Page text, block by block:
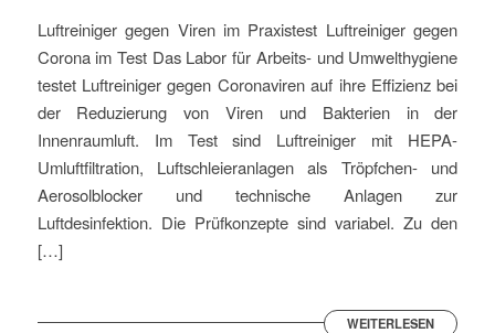
Luftreiniger gegen Viren im Praxistest Luftreiniger gegen
Corona im Test Das Labor für Arbeits- und Umwelthygiene
testet Luftreiniger gegen Coronaviren auf ihre Effizienz bei
der Reduzierung von Viren und Bakterien in der
Innenraumluft. Im Test sind Luftreiniger mit HEPA-
Umluftfiltration, Luftschleieranlagen als Tröpfchen- und
Aerosolblocker und technische Anlagen zur
Luftdesinfektion. Die Prüfkonzepte sind variabel. Zu den
[…]
WEITERLESEN